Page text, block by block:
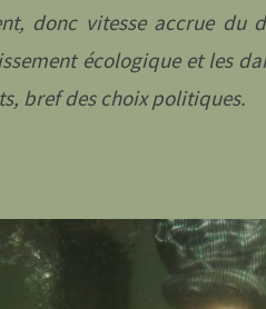
donc vitesse accrue
écologique et les
bref des choix politiques.